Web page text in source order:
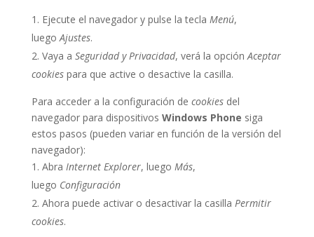
Ejecute el navegador y pulse la tecla Menú,
luegoAjustes.
Vaya a Seguridad y Privacidad, verá la opciónAceptar
cookiespara que active o desactive la casilla.
Para acceder a la configuración de cookiesdel
navegador para dispositivos Windows Phone siga
estos pasos (pueden variar en función de la versión del
navegador):
Abra Internet Explorer, luego Más,
luego Configuración
Ahora puede activar o desactivar la casilla Permitir
cookies.